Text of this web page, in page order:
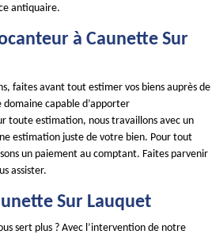
antiquaire.
à Caunette Sur
faites avant tout estimer vos biens auprès de
domaine capable d’apporter
toute estimation, nous travaillons avec un
estimation juste de votre bien. Pour tout
un paiement au comptant. Faites parvenir
assister.
Sur Lauquet
sert plus ? Avec l’intervention de notre